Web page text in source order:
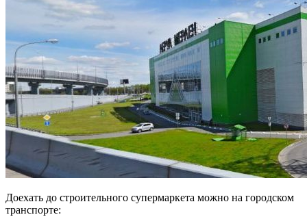
Доехать до строительного супермаркета можно на городском
транспорте: